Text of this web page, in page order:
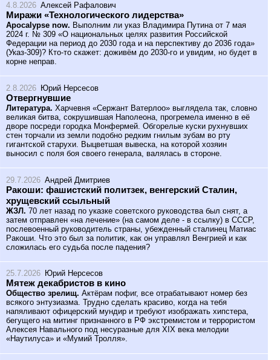
4.8.2026 Алексей Рафалович
Миражи «Технологического лидерства»
Apocalypse now. Выполним ли указ Владимира Путина от 7 мая
2024 г. № 309 «О национальных целях развития Российской
Федерации на период до 2030 года и на перспективу до 2036 года»
(Указ-309)? Кто-то скажет: доживём до 2030-го и увидим, но будет в
корне неправ.
2.8.2026 Юрий Нерсесов
Отвергнувшие
Литература. Харчевня «Сержант Ватерлоо» выглядела так, словно
великая битва, сокрушившая Наполеона, прогремела именно в её
дворе посреди городка Монфермей. Обгорелые куски рухнувших
стен торчали из земли подобно редким гнилым зубам во рту
гигантской старухи. Выцветшая вывеска, на которой хозяин
выносил с поля боя своего генерала, валялась в стороне.
29.7.2026 Андрей Дмитриев
Ракоши: фашистский политзек, венгерский Сталин,
хрущевский ссыльный
ЖЗЛ. 70 лет назад по указке советского руководства был снят, а
затем отправлен «на лечение» (на самом деле - в ссылку) в СССР,
послевоенный руководитель страны, убежденный сталинец Матиас
Ракоши. Что это был за политик, как он управлял Венгрией и как
сложилась его судьба после падения?
25.7.2026 Юрий Нерсесов
Мятеж декабристов в кино
Общество зрелищ. Актёрам пофиг, все отрабатывают номер без
всякого энтузиазма. Трудно сделать красиво, когда на тебя
напяливают офицерский мундир и требуют изображать хипстера,
бегущего на митинг признанного в РФ экстремистом и террористом
Алексея Навального под несуразные для XIX века мелодии
«Наутилуса» и «Мумий Тролля».